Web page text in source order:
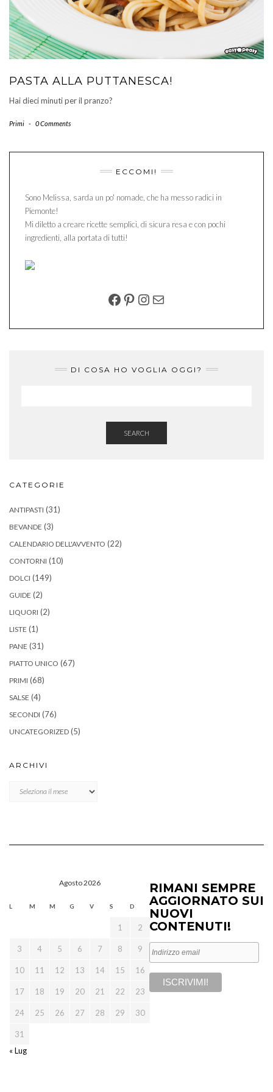
PASTA ALLA PUTTANESCA!
Hai dieci minuti per il pranzo?
Primi - 0 Comments
ECCOMI!
Sono Melissa, sarda un po' nomade, che ha messo radici in
Piemonte!
Mi diletto a creare ricette semplici, di sicura resa e con pochi
ingredienti, alla portata di tutti!
FACEBOOK
PINTEREST
INSTAGRAM
EMAIL
DI COSA HO VOGLIA OGGI?
SEARCH
CATEGORIE
ANTIPASTI (31)
BEVANDE (3)
CALENDARIO DELL'AVVENTO (22)
CONTORNI (10)
DOLCI (149)
GUIDE (2)
LIQUORI (2)
LISTE (1)
PANE (31)
PIATTO UNICO (67)
PRIMI (68)
SALSE (4)
SECONDI (76)
UNCATEGORIZED (5)
ARCHIVI
Agosto 2026
L M M G V S D
1 2
3 4 5 6 7 8 9
10 11 12 13 14 15 16
17 18 19 20 21 22 23
24 25 26 27 28 29 30
31
« Lug
RIMANI SEMPRE
AGGIORNATO SUI
NUOVI
CONTENUTI!